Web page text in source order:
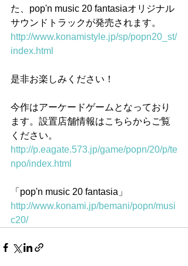
た、pop'n music 20 fantasiaオリジナル
サウンドトラックが発売されます。
http://www.konamistyle.jp/sp/popn20_st/
index.html
是非お楽しみください！
今作はアーケードゲームとなっており
ます。設置店舗情報はこちらからご覧
ください。
http://p.eagate.573.jp/game/popn/20/p/te
npo/index.html
「pop'n music 20 fantasia」
http://www.konami.jp/bemani/popn/musi
c20/